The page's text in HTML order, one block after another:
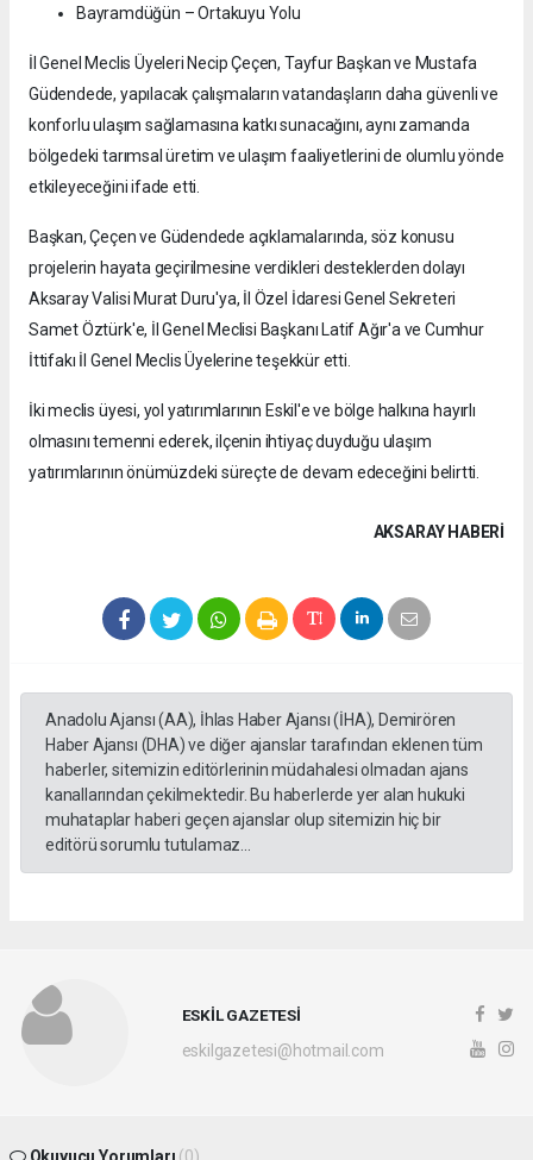
Bayramdüğün – Ortakuyu Yolu
İl Genel Meclis Üyeleri Necip Çeçen, Tayfur Başkan ve Mustafa
Güdendede, yapılacak çalışmaların vatandaşların daha güvenli ve
konforlu ulaşım sağlamasına katkı sunacağını, aynı zamanda
bölgedeki tarımsal üretim ve ulaşım faaliyetlerini de olumlu yönde
etkileyeceğini ifade etti.
Başkan, Çeçen ve Güdendede açıklamalarında, söz konusu
projelerin hayata geçirilmesine verdikleri desteklerden dolayı
Aksaray Valisi Murat Duru'ya, İl Özel İdaresi Genel Sekreteri
Samet Öztürk'e, İl Genel Meclisi Başkanı Latif Ağır'a ve Cumhur
İttifakı İl Genel Meclis Üyelerine teşekkür etti.
İki meclis üyesi, yol yatırımlarının Eskil'e ve bölge halkına hayırlı
olmasını temenni ederek, ilçenin ihtiyaç duyduğu ulaşım
yatırımlarının önümüzdeki süreçte de devam edeceğini belirtti.
AKSARAY HABERİ
Anadolu Ajansı (AA), İhlas Haber Ajansı (İHA), Demirören
Haber Ajansı (DHA) ve diğer ajanslar tarafından eklenen tüm
haberler, sitemizin editörlerinin müdahalesi olmadan ajans
kanallarından çekilmektedir. Bu haberlerde yer alan hukuki
muhataplar haberi geçen ajanslar olup sitemizin hiç bir
editörü sorumlu tutulamaz...
ESKİL GAZETESİ
eskilgazetesi@hotmail.com